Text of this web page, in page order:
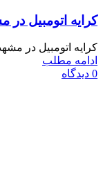
کرایه اتومبیل در
کرایه اتومبیل در
ادامه مطلب
0 دیدگاه